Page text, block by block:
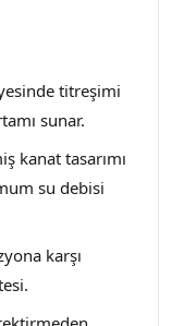
titreşimi
sunar.
kanat tasarımı
su debisi
karşı